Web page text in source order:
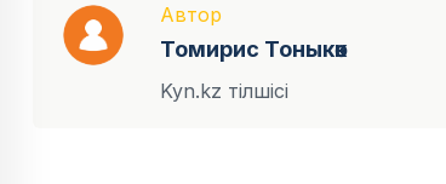
Автор
Томирис Тоныкөк
Kyn.kz тілшісі